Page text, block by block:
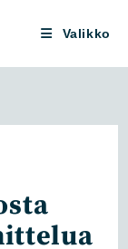
Valikko